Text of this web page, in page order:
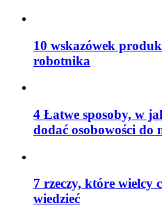
10 wskazówek
robotnika
4 Łatwe sposoby, w
dodać osobowości do
7 rzeczy, które wielcy
wiedzieć